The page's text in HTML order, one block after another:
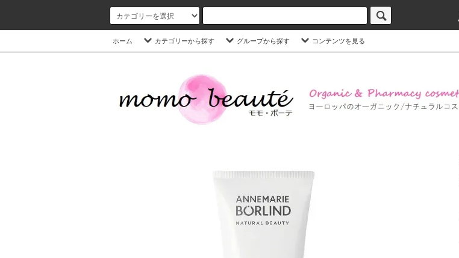
ホーム カテゴリーから探す グループから探す コンテンツを見る